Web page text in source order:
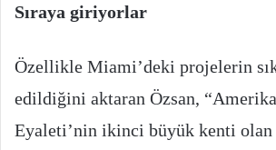
Sıraya giriyorlar
Özellikle Miami’deki projelerin
edildiğini aktaran Özsan,
Eyaleti’nin ikinci büyük kenti